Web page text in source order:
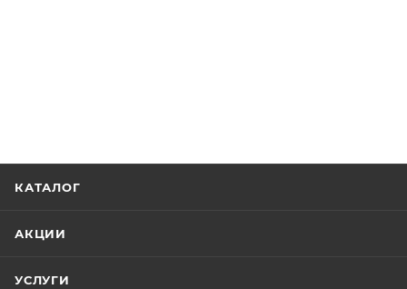
КАТАЛОГ
АКЦИИ
УСЛУГИ